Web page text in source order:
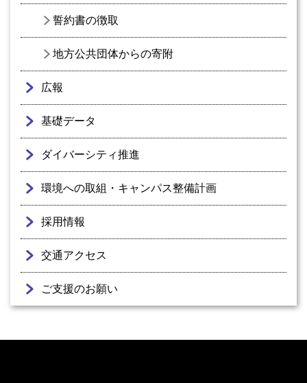
誓約書の徴取
地方公共団体からの寄附
広報
基礎データ
ダイバーシティ推進
環境への取組・キャンパス整備計画
採用情報
交通アクセス
ご支援のお願い